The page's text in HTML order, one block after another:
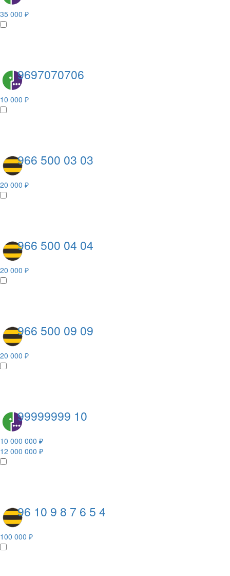
35 000 ₽
9697070706
10 000 ₽
966 500 03 03
20 000 ₽
966 500 04 04
20 000 ₽
966 500 09 09
20 000 ₽
99999999 10
10 000 000 ₽
12 000 000 ₽
96 10 9 8 7 6 5 4
100 000 ₽